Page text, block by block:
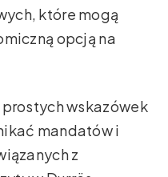
które mogą
opcją na
wskazówek
mandatów i
z